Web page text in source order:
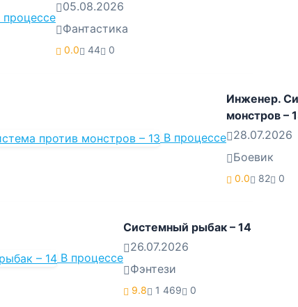
процессе
05.08.2026
Фантастика
0.0 44 0
В процессе
Инженер.
монстров –
28.07.2026
Боевик
0.0 82 0
В процессе
Системный рыбак – 14
26.07.2026
Фэнтези
9.8 1 469 0